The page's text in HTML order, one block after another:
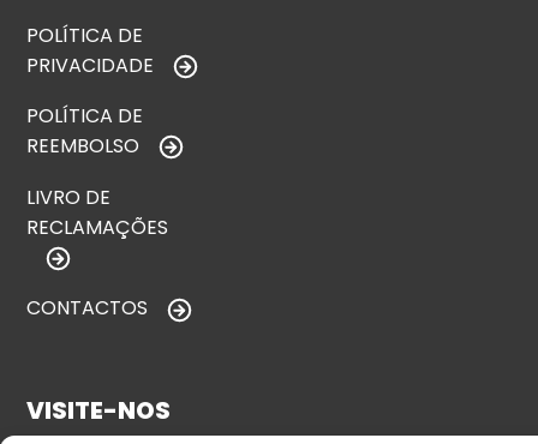
POLÍTICA DE
PRIVACIDADE
POLÍTICA DE
REEMBOLSO
LIVRO DE
RECLAMAÇÕES
CONTACTOS
VISITE-NOS